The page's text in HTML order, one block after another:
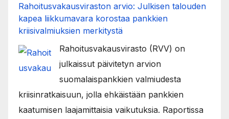
Rahoitusvakausviraston arvio: Julkisen talouden
kapea liikkumavara korostaa pankkien
kriisivalmiuksien merkitystä
Rahoitusvakausvirasto (RVV) on
julkaissut päivitetyn arvion
suomalaispankkien valmiudesta
kriisinratkaisuun, jolla ehkäistään pankkien
kaatumisen laajamittaisia vaikutuksia. Raportissa